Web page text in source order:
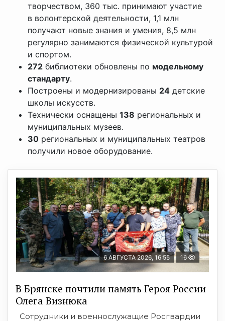
творчеством, 360 тыс. принимают участие
в волонтерской деятельности, 1,1 млн
получают новые знания и умения, 8,5 млн
регулярно занимаются физической культурой
и спортом.
272 библиотеки обновлены по модельному
стандарту.
Построены и модернизированы 24 детские
школы искусств.
Технически оснащены 138 региональных и
муниципальных музеев.
30 региональных и муниципальных театров
получили новое оборудование.
6 АВГУСТА 2026, 16:55 16
В Брянске почтили память Героя России
Олега Визнюка
Сотрудники и военнослужащие Росгвардии